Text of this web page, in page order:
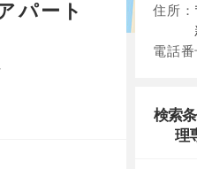
パート
住所：
電話番
検索
理